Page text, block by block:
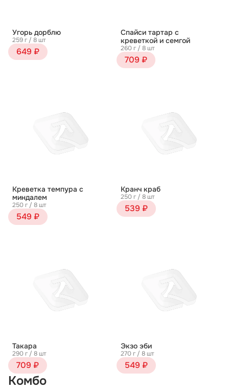
Угорь дорблю
259 г / 8 шт
649 ₽
Спайси тартар с
креветкой и семгой
260 г / 8 шт
709 ₽
Креветка темпура с
миндалем
250 г / 8 шт
549 ₽
Кранч краб
250 г / 8 шт
539 ₽
Такара
290 г / 8 шт
709 ₽
Экзо эби
270 г / 8 шт
549 ₽
Комбо